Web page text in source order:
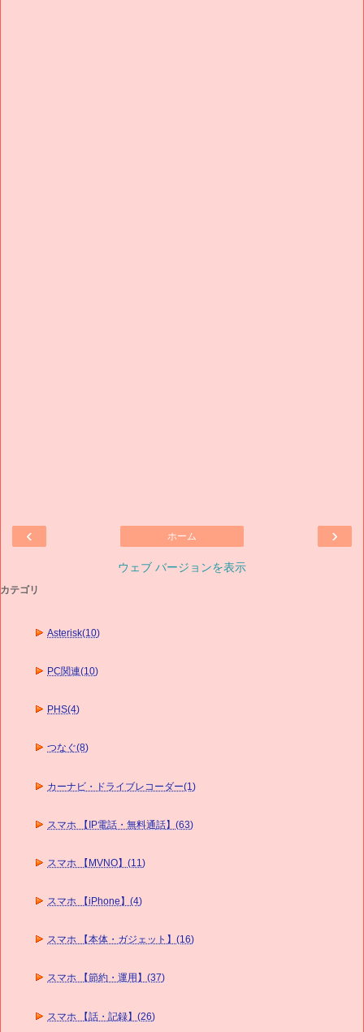
‹ ›
ホーム
ウェブ バージョンを表示
カテゴリ
Asterisk(10)
PC関連(10)
PHS(4)
つなぐ(8)
カーナビ・ドライブレコーダー(1)
スマホ 【IP電話・無料通話】(63)
スマホ 【MVNO】(11)
スマホ 【iPhone】(4)
スマホ 【本体・ガジェット】(16)
スマホ 【節約・運用】(37)
スマホ 【話・記録】(26)